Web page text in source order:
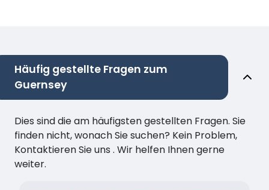
Häufig gestellte Fragen zum
Guernsey
Dies sind die am häufigsten gestellten Fragen. Sie
finden nicht, wonach Sie suchen? Kein Problem,
Kontaktieren Sie uns . Wir helfen Ihnen gerne
weiter.